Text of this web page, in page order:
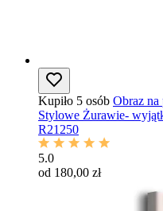
Kupiło 5 osób Obraz na
Stylowe Żurawie-
R21250
5.0
od 180,00 zł